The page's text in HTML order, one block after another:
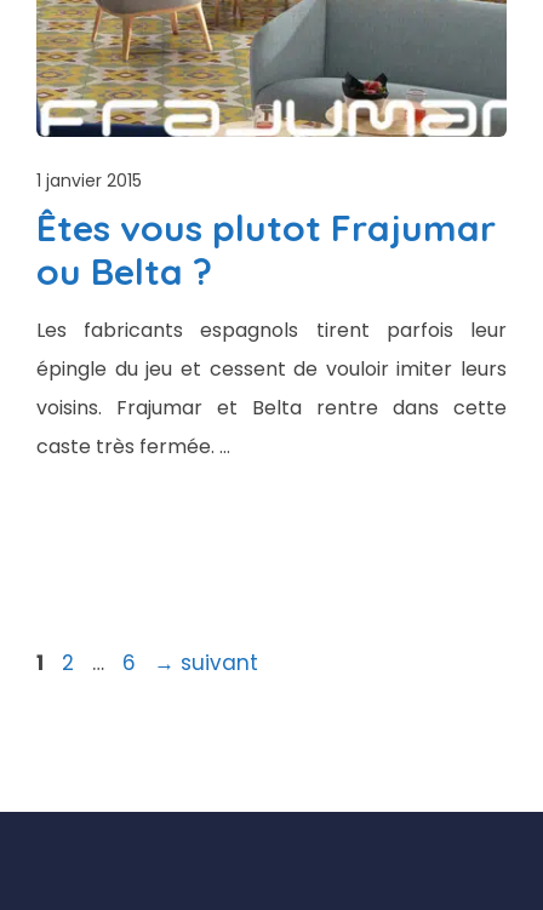
1 janvier 2015
Êtes vous plutot Frajumar
ou Belta ?
Les fabricants espagnols tirent parfois leur
épingle du jeu et cessent de vouloir imiter leurs
voisins. Frajumar et Belta rentre dans cette
caste très fermée. …
Page
1 Page
2 … Page
6 → suivant